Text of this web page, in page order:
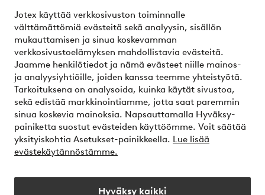
Jotex käyttää verkkosivuston toiminnalle
välttämättömiä evästeitä sekä analyysin, sisällön
mukauttamisen ja sinua koskevamman
verkkosivustoelämyksen mahdollistavia evästeitä.
Jaamme henkilötiedot ja nämä evästeet niille mainos-
ja analyysiyhtiöille, joiden kanssa teemme yhteistyötä.
Tarkoituksena on analysoida, kuinka käytät sivustoa,
sekä edistää markkinointiamme, jotta saat paremmin
sinua koskevia mainoksia. Napsauttamalla Hyväksy-
painiketta suostut evästeiden käyttöömme. Voit säätää
yksityiskohtia Asetukset-painikkeella. Lue lisää
evästekäytännöstämme.
Hyväksy kaikki
Ystävät
Turvalliset maksut – maksa nyt tai erissä
Haluatko tietää lisää maksuvaihtoehdoistamme?
elpy